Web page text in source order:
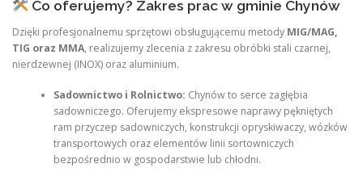
Co oferujemy? Zakres prac w gminie Chynów
Dzięki profesjonalnemu sprzętowi obsługującemu metody MIG/MAG,
TIG oraz MMA, realizujemy zlecenia z zakresu obróbki stali czarnej,
nierdzewnej (INOX) oraz aluminium.
Sadownictwo i Rolnictwo: Chynów to serce zagłębia
sadowniczego. Oferujemy ekspresowe naprawy pękniętych
ram przyczep sadowniczych, konstrukcji opryskiwaczy, wózków
transportowych oraz elementów linii sortowniczych
bezpośrednio w gospodarstwie lub chłodni.